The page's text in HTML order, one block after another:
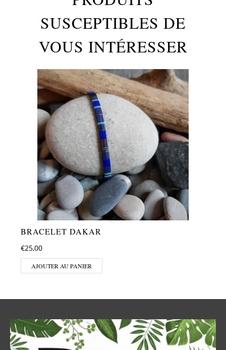
SUSCEPTIBLES DE
VOUS INTÉRESSER
BRACELET DAKAR
€25,00
AJOUTER AU PANIER